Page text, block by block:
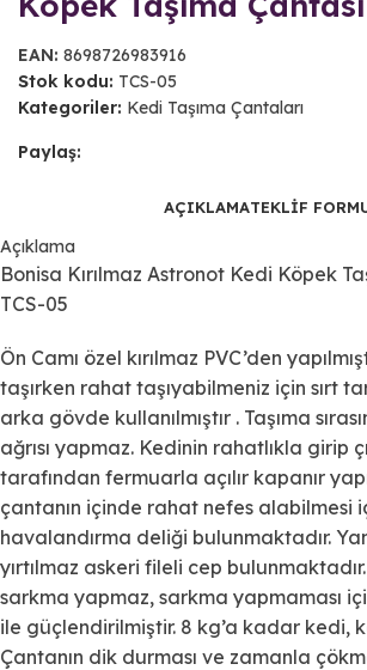
EAN: 8698726983916
Stok kodu: TCS-05
Kategoriler: Kedi Taşıma Çantaları
Paylaş:
AÇIKLAMATEKLIF
Açıklama
Bonisa Kırılmaz Astronot Kedi Köpek
TCS-05
Ön Camı özel kırılmaz PVC’den
taşırken rahat taşıyabilmeniz için sırt
arka gövde kullanılmıştır . Taşıma
ağrısı yapmaz. Kedinin rahatlıkla girip
tarafından fermuarla açılır kapanır
çantanın içinde rahat nefes alabilmesi
havalandırma deliği bulunmaktadır.
yırtılmaz askeri fileli cep
sarkma yapmaz, sarkma yapmaması
ile güçlendirilmiştir. 8 kg’a kadar kedi,
Çantanın dik durması ve zamanla